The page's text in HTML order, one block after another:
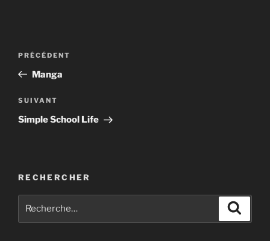
Navigation
l’article
Article
précédent
PRÉCÉDENT
Manga
Article
suivant
SUIVANT
Simple School Life
RECHERCHER